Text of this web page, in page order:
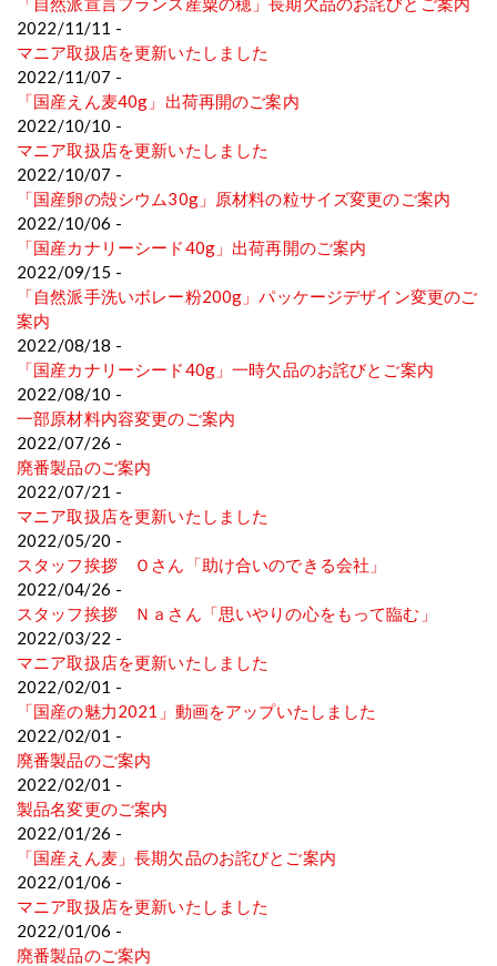
2022/11/11 -
マニア取扱店を更新いたしました
2022/11/07 -
「国産えん麦40g」出荷再開のご案内
2022/10/10 -
マニア取扱店を更新いたしました
2022/10/07 -
「国産卵の殻シウム30g」原材料の粒サイズ変更のご案内
2022/10/06 -
「国産カナリーシード40g」出荷再開のご案内
2022/09/15 -
「自然派手洗いボレー粉200g」パッケージデザイン変更のご
案内
2022/08/18 -
「国産カナリーシード40g」一時欠品のお詫びとご案内
2022/08/10 -
一部原材料内容変更のご案内
2022/07/26 -
廃番製品のご案内
2022/07/21 -
マニア取扱店を更新いたしました
2022/05/20 -
スタッフ挨拶 Ｏさん「助け合いのできる会社」
2022/04/26 -
スタッフ挨拶 Ｎａさん「思いやりの心をもって臨む」
2022/03/22 -
マニア取扱店を更新いたしました
2022/02/01 -
「国産の魅力2021」動画をアップいたしました
2022/02/01 -
廃番製品のご案内
2022/02/01 -
製品名変更のご案内
2022/01/26 -
「国産えん麦」長期欠品のお詫びとご案内
2022/01/06 -
マニア取扱店を更新いたしました
2022/01/06 -
廃番製品のご案内